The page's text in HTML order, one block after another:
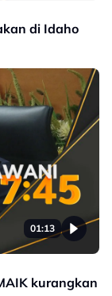
di Idaho
01:13
kurangkan